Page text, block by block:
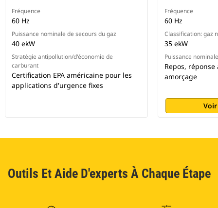
Fréquence
60 Hz
Puissance nominale de secours du gaz
40 ekW
Stratégie antipollution/d'économie de
carburant
Certification EPA américaine pour les
applications d'urgence fixes
Fréquence
60 Hz
Classification: gaz
35 ekW
Puissance
Repos,
amorçage
Outils Et Aide D'experts À Chaque Étape